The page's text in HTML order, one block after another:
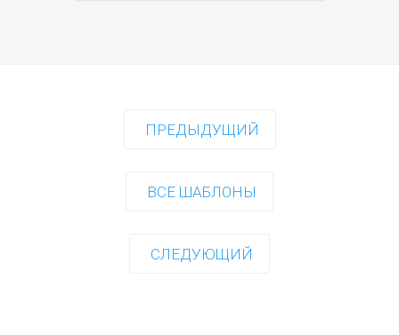
ПРЕДЫДУЩИЙ
ВСЕ ШАБЛОНЫ
СЛЕДУЮЩИЙ